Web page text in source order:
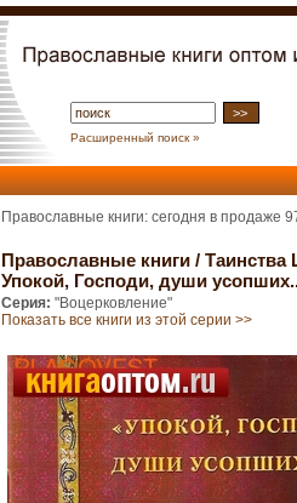
Расширенный поиск »
Православные книги: сегодня в продаже
Православные книги / Таинства
Упокой, Господи, души
Серия: "Воцерковление"
Показать все книги из этой серии >>